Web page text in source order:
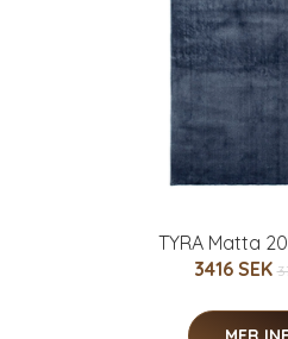
TYRA Matta
3416 SEK